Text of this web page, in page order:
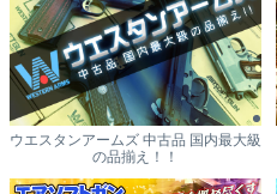
ウエスタンアームズ 中古品 国内最大級
の品揃え！！